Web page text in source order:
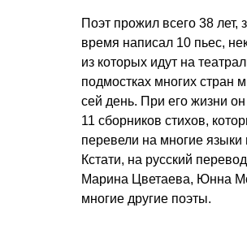
Поэт прожил всего 38 лет,
время написал 10 пьес,
из которых идут на
подмостках многих стран
сей день. При его жизни
11 сборников стихов,
перевели на многие языки
Кстати, на русский
Марина Цветаева, Юнна
многие другие поэты.